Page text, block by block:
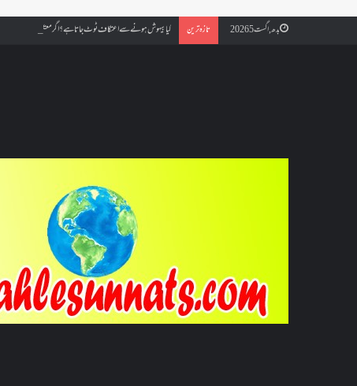
بدھ, اگست 5 2026 تازہ ترین کیا بیہوش ہونے سے اعتکاف ٹوٹ جاتا ہے؟ اگر معتکف کو احتلام ہو